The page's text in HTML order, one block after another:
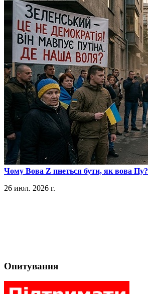
​Чому Вова Z пнеться бути, як вова Пу?
26 июл. 2026 г.
Опитування